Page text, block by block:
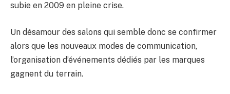
subie en 2009 en pleine crise.
Un désamour des salons qui semble donc se confirmer
alors que les nouveaux modes de communication,
l’organisation d’événements dédiés par les marques
gagnent du terrain.